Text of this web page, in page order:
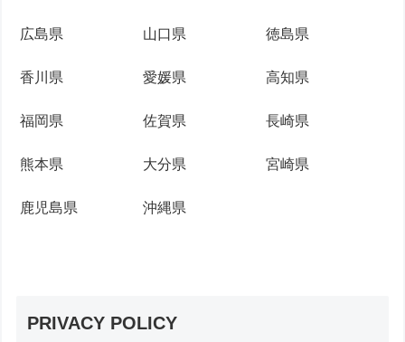
広島県 山口県 徳島県
香川県 愛媛県 高知県
福岡県 佐賀県 長崎県
熊本県 大分県 宮崎県
鹿児島県 沖縄県
PRIVACY POLICY